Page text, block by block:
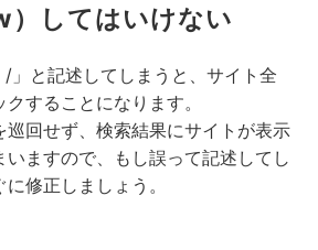
）してはいけない
と記述してしまうと、サイト全
することになります。
巡回せず、検索結果にサイトが表示
いますので、もし誤って記述してし
修正しましょう。